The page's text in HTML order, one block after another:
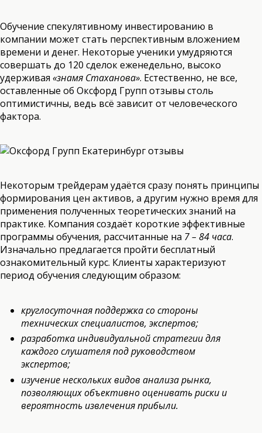
Обучение спекулятивному инвестированию в
компании может стать перспективным вложением
времени и денег. Некоторые ученики умудряются
совершать до 120 сделок еженедельно, высоко
удерживая «знамя Стаханова». Естественно, не все,
оставленные об Оксфорд Групп отзывы столь
оптимистичны, ведь всё зависит от человеческого
фактора.
Некоторым трейдерам удаётся сразу понять принципы
формирования цен активов, а другим нужно время для
применения полученных теоретических знаний на
практике. Компания создаёт короткие эффективные
программы обучения, рассчитанные на 7 – 84 часа.
Изначально предлагается пройти бесплатный
ознакомительный курс. Клиенты характеризуют
период обучения следующим образом:
круглосуточная поддержка со стороны
технических специалистов, экспертов;
разработка индивидуальной стратегии для
каждого слушателя под руководством
экспертов;
изучение нескольких видов анализа рынка,
позволяющих объективно оценивать риски и
вероятность извлечения прибыли.